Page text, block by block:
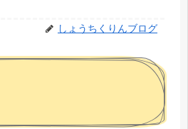
しょうちくりんブログ